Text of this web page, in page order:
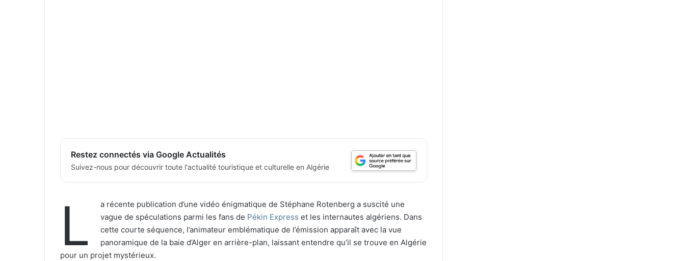
Restez connectés via Google Actualités
Suivez-nous pour découvrir toute l'actualité touristique et culturelle en Algérie
L
a récente publication d’une vidéo énigmatique de Stéphane Rotenberg a suscité une
vague de spéculations parmi les fans de Pékin Express et les internautes algériens. Dans
cette courte séquence, l’animateur emblématique de l’émission apparaît avec la vue
panoramique de la baie d’Alger en arrière-plan, laissant entendre qu’il se trouve en Algérie
pour un projet mystérieux.